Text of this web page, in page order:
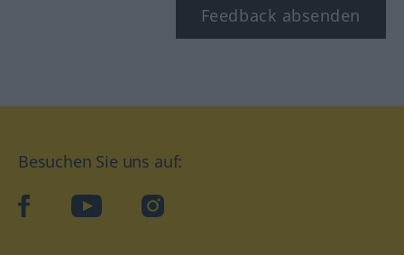
Feedback absenden
Besuchen Sie uns auf:
facebookYouTube Instagram